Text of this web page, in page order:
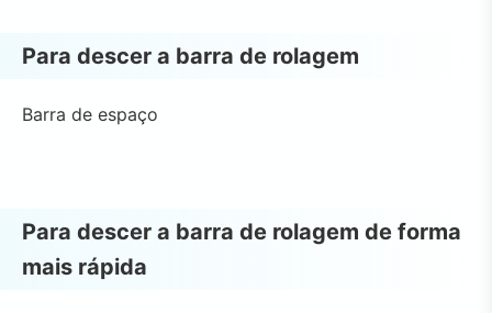
Para descer a barra de rolagem
Barra de espaço
Para descer a barra de rolagem de forma
mais rápida